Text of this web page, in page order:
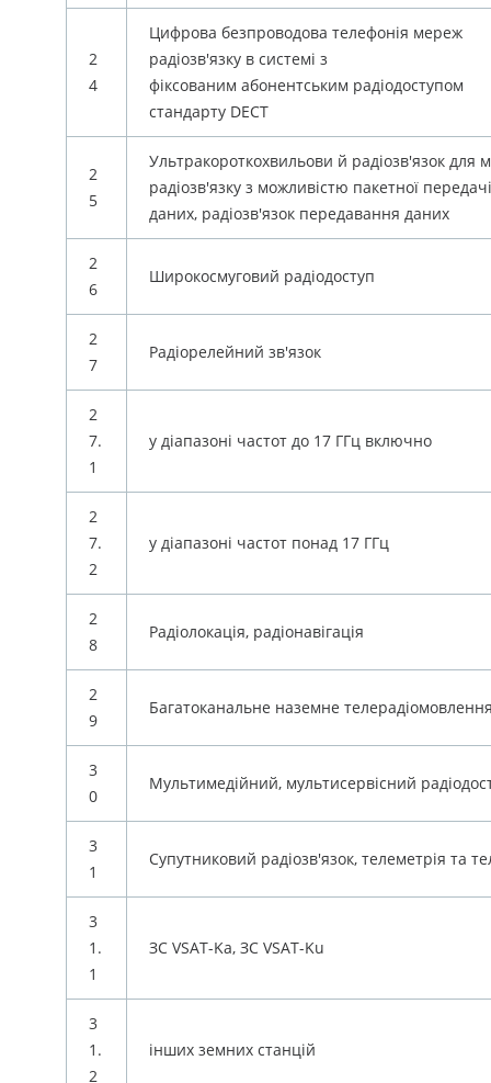
2
4
Цифрова безпроводова телефонія мереж
радіозв'язку в системі з
фіксованим абонентським радіодоступом
стандарту DECT
2
5
Ультракороткохвильови й радіозв'язок для
радіозв'язку з можливістю пакетної передачі
даних, радіозв'язок передавання даних
2
6
Широкосмуговий радіодоступ
2
7
Радіорелейний зв'язок
2
7.
1
у діапазоні частот до 17 ГГц включно
2
7.
2
у діапазоні частот понад 17 ГГц
2
8
Радіолокація, радіонавігація
2
9
Багатоканальне наземне
3
0
Мультимедійний, мультисервісний
3
1
Супутниковий радіозв'язок, телеметрія та
3
1.
1
ЗС VSAT-Ka, ЗС VSAT-Ku
3
1.
2
інших земних станцій